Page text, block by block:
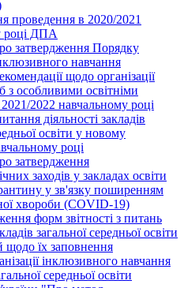
проведення в 2020/2021
році ДПА
затвердження Порядку
навчання
щодо організації
з особливими освітніми
2022 навчальному році
діяльності закладів
освіти у новому
році
затвердження
заходів у закладах освіти
у зв'язку поширенням
хвороби (COVID-19)
форм звітності з питань
загальної середньої освіти
щодо їх заповнення
інклюзивного навчання
середньої освіти